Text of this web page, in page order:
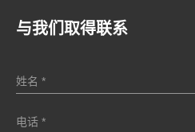
与我们取得联系